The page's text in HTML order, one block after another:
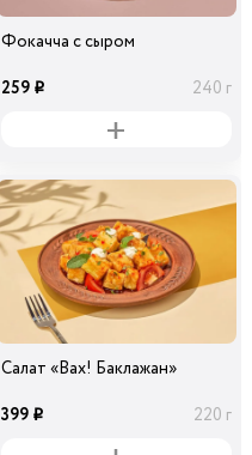
Фокачча с сыром
259 i 240 г
Салат «Вах! Баклажан»
399 i 220 г